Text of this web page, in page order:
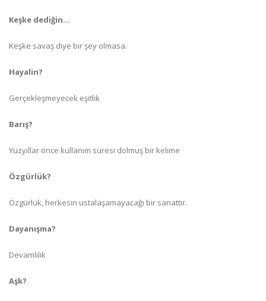
Keşke dediğin…
Keşke savaş diye bir şey olmasa.
Hayalin?
Gerçekleşmeyecek eşitlik
Barış?
Yüzyıllar önce kullanım süresi dolmuş bir kelime
Özgürlük?
Özgürlük, herkesin ustalaşamayacağı bir sanattır.
Dayanışma?
Devamlılık
Aşk?